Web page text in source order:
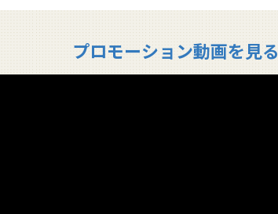
プロモーション動画を見る